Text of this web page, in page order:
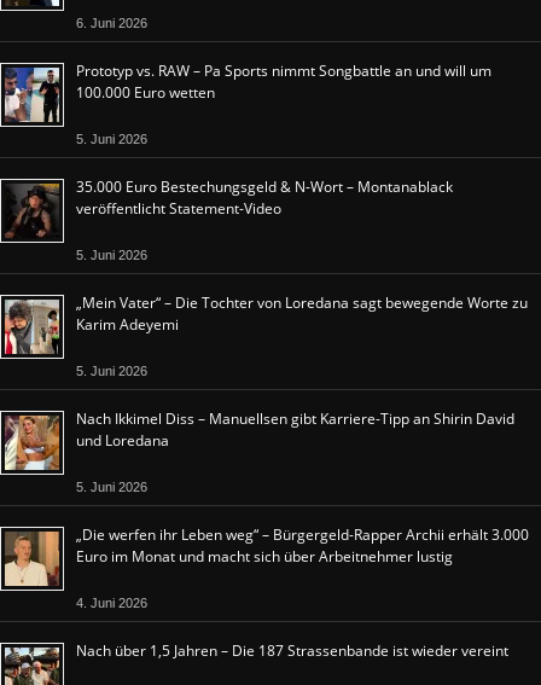
6. Juni 2026
Prototyp vs. RAW – Pa Sports nimmt Songbattle an und will um
100.000 Euro wetten
5. Juni 2026
35.000 Euro Bestechungsgeld & N-Wort – Montanablack
veröffentlicht Statement-Video
5. Juni 2026
„Mein Vater“ – Die Tochter von Loredana sagt bewegende Worte zu
Karim Adeyemi
5. Juni 2026
Nach Ikkimel Diss – Manuellsen gibt Karriere-Tipp an Shirin David
und Loredana
5. Juni 2026
„Die werfen ihr Leben weg“ – Bürgergeld-Rapper Archii erhält 3.000
Euro im Monat und macht sich über Arbeitnehmer lustig
4. Juni 2026
Nach über 1,5 Jahren – Die 187 Strassenbande ist wieder vereint